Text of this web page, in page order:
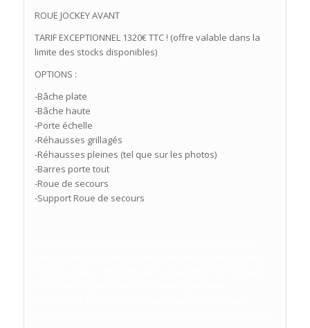
ROUE JOCKEY AVANT
TARIF EXCEPTIONNEL 1320€ TTC ! (offre valable dans la
limite des stocks disponibles)
OPTIONS :
-Bâche plate
-Bâche haute
-Porte échelle
-Réhausses grillagés
-Réhausses pleines (tel que sur les photos)
-Barres porte tout
-Roue de secours
-Support Roue de secours